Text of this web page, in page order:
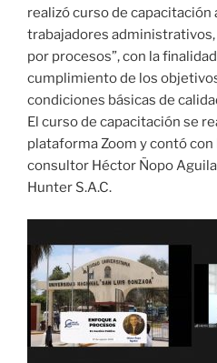
realizó curso de capacitación
trabajadores
por procesos”, con la
cumplimiento de los
condiciones básicas de
El curso de capacitación se
plataforma Zoom y contó
consultor Héctor Ñopo
Hunter S.A.C.